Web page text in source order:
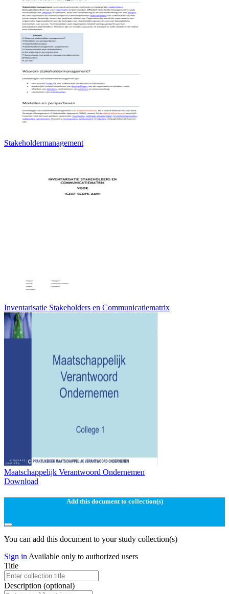
Stakeholdermanagement
Inventarisatie Stakeholders en Communicatiematrix
Maatschappelijk Verantwoord Ondernemen
Download
Add this document to collection(s)
You can add this document to your study collection(s)
Sign in Available only to authorized users
Title
Description (optional)